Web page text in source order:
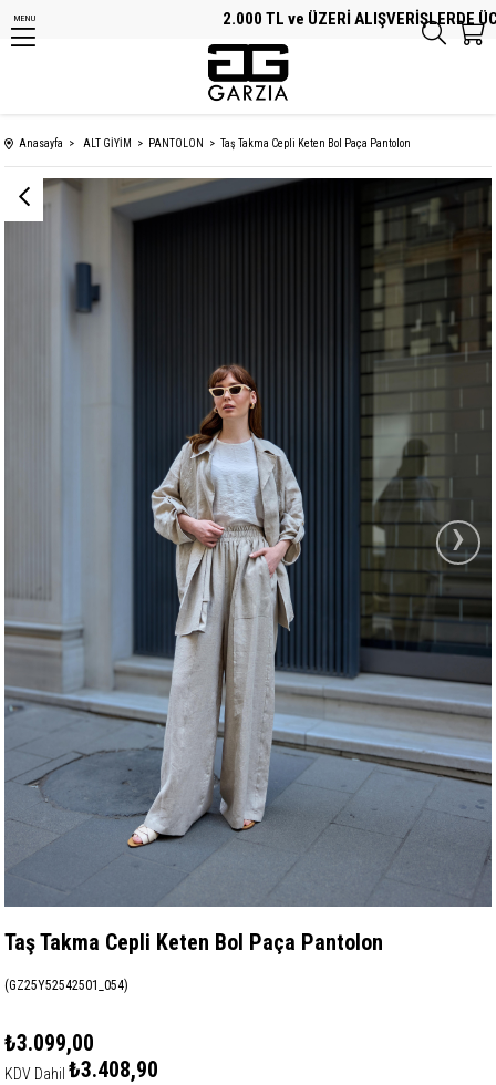
2.000 TL ve ÜZERİ ALIŞVERİŞLERDE
MENU
Anasayfa ALT GİYİM PANTOLON Taş Takma Cepli Keten Bol Paça Pantolon
›
Taş Takma Cepli Keten Bol Paça Pantolon
(GZ25Y52542501_054)
₺3.099,00
KDV Dahil ₺3.408,90